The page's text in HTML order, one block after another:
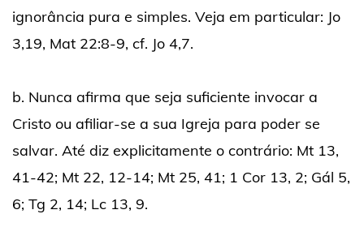
ignorância pura e simples. Veja em particular: Jo
3,19, Mat 22:8-9, cf. Jo 4,7.
b. Nunca afirma que seja suficiente invocar a
Cristo ou afiliar-se a sua Igreja para poder se
salvar. Até diz explicitamente o contrário: Mt 13,
41-42; Mt 22, 12-14; Mt 25, 41; 1 Cor 13, 2; Gál 5,
6; Tg 2, 14; Lc 13, 9.